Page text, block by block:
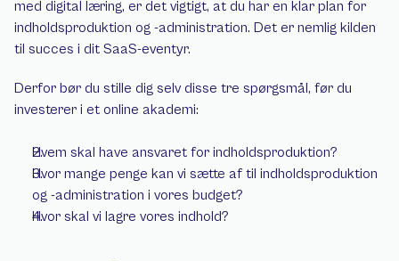
med digital læring, er det vigtigt, at du har en klar plan for
indholdsproduktion og -administration. Det er nemlig kilden
til succes i dit SaaS-eventyr.
Derfor bør du stille dig selv disse tre spørgsmål, før du
investerer i et online akademi:
Hvem skal have ansvaret for indholdsproduktion?
Hvor mange penge kan vi sætte af til indholdsproduktion
og -administration i vores budget?
Hvor skal vi lagre vores indhold?